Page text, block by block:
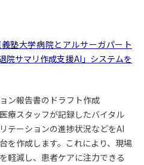
塾大学病院とアルサーガパート
院サマリ作成支援AI」システムを
ン報告書のドラフト作成
療スタッフが記録したバイタル
テーションの進捗状況などをAI
を作成します。これにより、現場
軽減し、患者ケアに注力できる